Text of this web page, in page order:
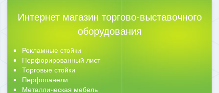
Интернет магазин торгово-выставочного
оборудования
Рекламные стойки
Перфорированный лист
Торговые стойки
Перфопанели
Металлическая мебель